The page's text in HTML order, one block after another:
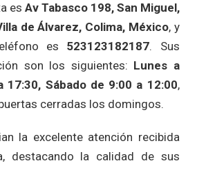
es Av Tabasco 198, San Miguel,
de Álvarez, Colima, México, y
es 523123182187. Sus
son los siguientes: Lunes a
17:30, Sábado de 9:00 a 12:00,
cerradas los domingos.
la excelente atención recibida
destacando la calidad de sus